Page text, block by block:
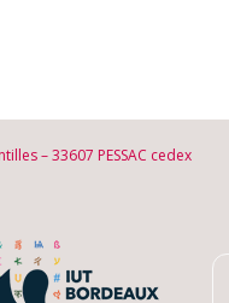
– 33607 PESSAC cedex